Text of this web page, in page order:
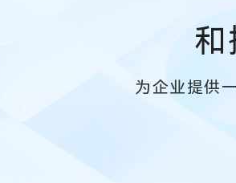
和
为企业提供